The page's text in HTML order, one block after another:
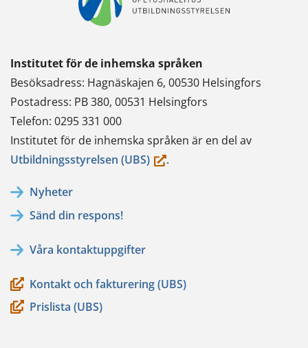
Institutet för de inhemska språken
Besöksadress: Hagnäskajen 6, 00530 Helsingfors
Postadress: PB 380, 00531 Helsingfors
Telefon: 0295 331 000
Institutet för de inhemska språken är en del av
Utbildningsstyrelsen (UBS)(du.
Nyheter
Sänd din respons!
Våra kontaktuppgifter
Kontakt och fakturering (UBS)
Prislista (UBS)